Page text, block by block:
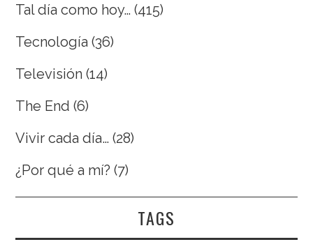
Tal día como hoy… (415)
Tecnología (36)
Televisión (14)
The End (6)
Vivir cada día… (28)
¿Por qué a mí? (7)
TAGS